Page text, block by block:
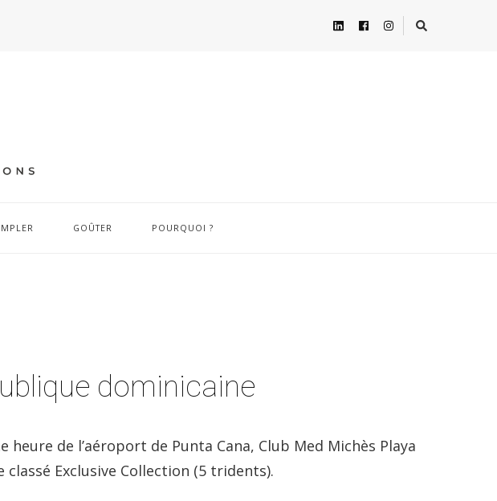
GOÛTER POURQUOI ?
dominicaine
de l’aéroport de Punta Cana, Club Med Michès Playa
Exclusive Collection (5 tridents).